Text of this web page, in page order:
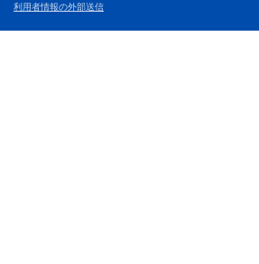
利用者情報の外部送信